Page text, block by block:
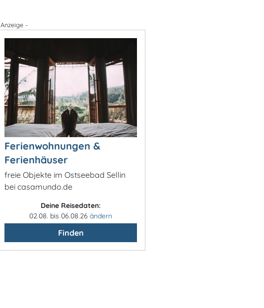
-
Ferienwohnungen &
Ferienhäuser
freie Objekte im Ostseebad Sellin
bei casamundo.de
Deine Reisedaten:
02.08. bis 06.08.26 ändern
Finden